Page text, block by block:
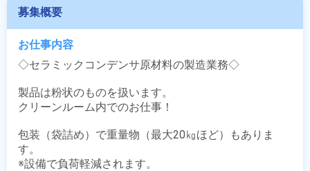
募集概要
お仕事内容
◇セラミックコンデンサ原材料の製造業務◇
製品は粉状のものを扱います。
クリーンルーム内でのお仕事！
包装（袋詰め）で重量物（最大20㎏ほど）もありま
す。
※設備で負荷軽減されます。